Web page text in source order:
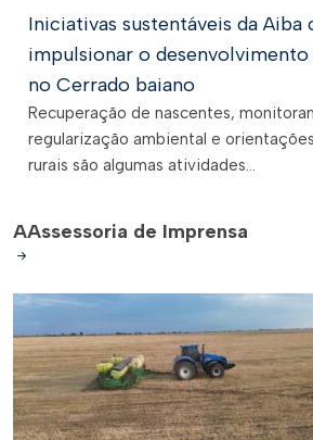
Iniciativas sustentáveis da
impulsionar o
no Cerrado baiano
Recuperação de nascentes,
regularização ambiental e
rurais são algumas atividades...
AAssessoria de Imprensa